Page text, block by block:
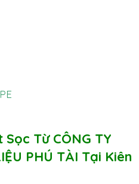
Từ CÔNG TY
PHÚ TÀI Tại Kiên